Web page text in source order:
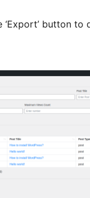
‘Export’ button